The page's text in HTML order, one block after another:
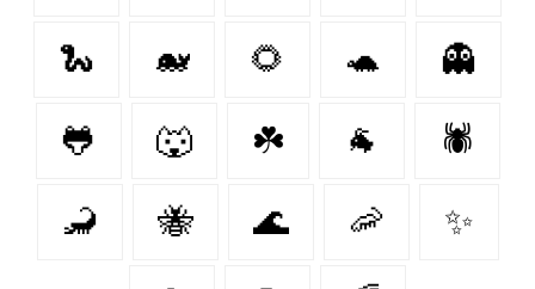
🐍 🐋 🌻 🐢 👻
🐸 🐺 ☘️ 🐐 🕷
🦂 🐝 🌊 🦐 ✨